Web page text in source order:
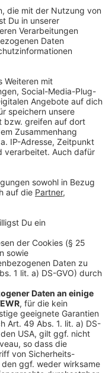
braucht. Da sie
– was in
sei – könnte das
Stadt
in